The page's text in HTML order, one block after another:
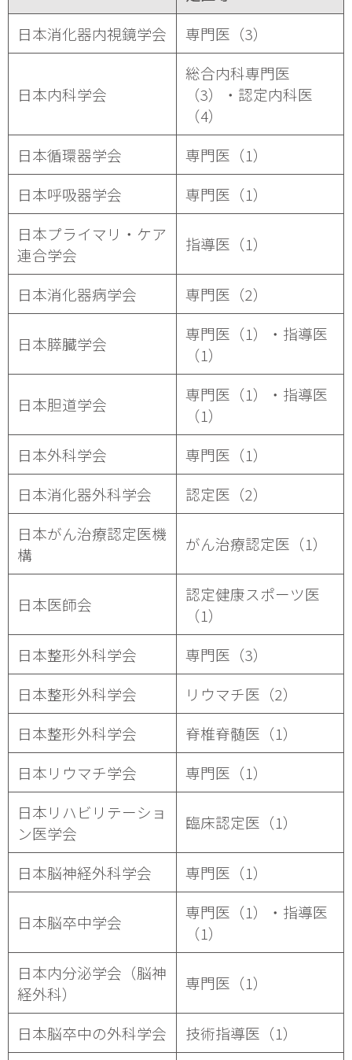
日本消化器内視鏡学会
専門医（3）
日本内科学会
総合内科専門医
（3）・認定内科医
（4）
日本循環器学会
専門医（1）
日本呼吸器学会
専門医（1）
日本プライマリ・ケア
連合学会
指導医（1）
日本消化器病学会 専門医（2）
日本膵臓学会
専門医（1）・指導医
（1）
日本胆道学会
専門医（1）・指導医
（1）
日本外科学会
専門医（1）
日本消化器外科学会
認定医（2）
日本がん治療認定医機
構
がん治療認定医（1）
日本医師会
認定健康スポーツ医
（1）
日本整形外科学会
専門医（3）
日本整形外科学会
リウマチ医（2）
日本整形外科学会
脊椎脊髄医（1）
日本リウマチ学会
専門医（1）
日本リハビリテーショ
ン医学会
臨床認定医（1）
日本脳神経外科学会 専門医（1）
日本脳卒中学会
専門医（1）・指導医
（1）
日本内分泌学会（脳神
経外科）
専門医（1）
日本脳卒中の外科学会
技術指導医（1）